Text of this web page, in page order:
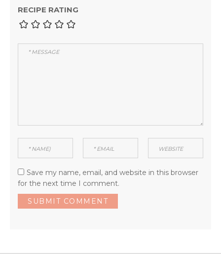
RECIPE RATING
Save my name, email, and website in this browser
for the next time I comment.